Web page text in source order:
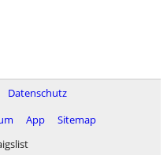
Datenschutz
App
Sitemap